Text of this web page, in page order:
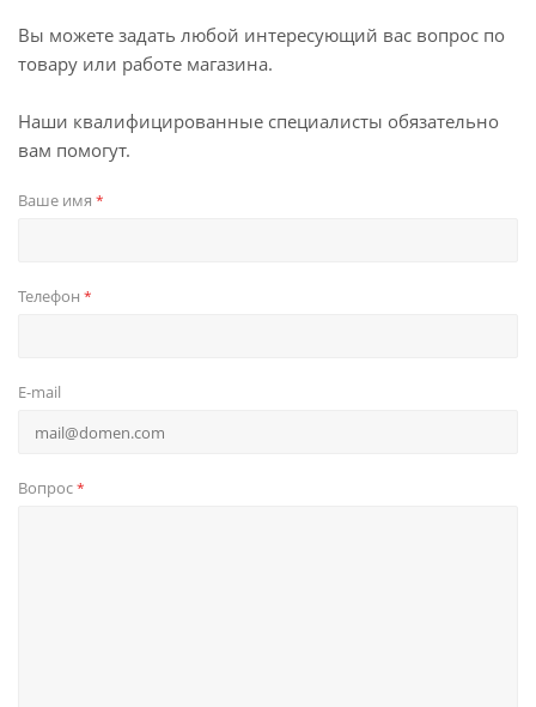
Вы можете задать любой интересующий вас вопрос по
товару или работе магазина.
Наши квалифицированные специалисты обязательно
вам помогут.
Ваше имя *
Телефон *
E-mail
Вопрос*